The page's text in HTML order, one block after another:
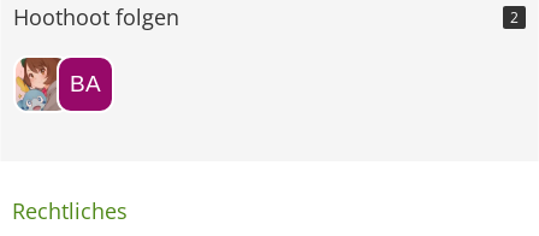
Hoothoot folgen 2
Rechtliches